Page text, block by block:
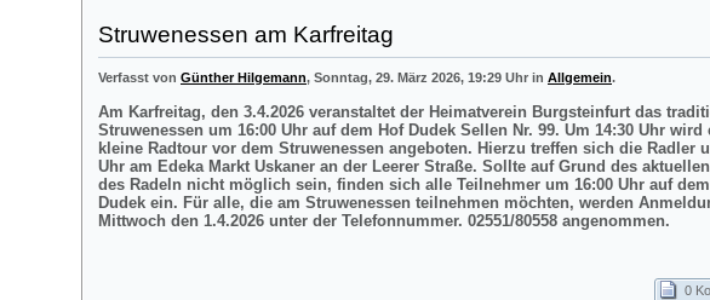
Struwenessen am Karfreitag
Verfasst von Günther Hilgemann, Sonntag, 29. März 2026, 19:29 Uhr in Allgemein.
Am Karfreitag, den 3.4.2026 veranstaltet der Heimatverein Burgsteinfurt das
Struwenessen um 16:00 Uhr auf dem Hof Dudek Sellen Nr. 99. Um 14:30 Uhr wird
kleine Radtour vor dem Struwenessen angeboten. Hierzu treffen sich die Radler
Uhr am Edeka Markt Uskaner an der Leerer Straße. Sollte auf Grund des
des Radeln nicht möglich sein, finden sich alle Teilnehmer um 16:00 Uhr auf
Dudek ein. Für alle, die am Struwenessen teilnehmen möchten, werden
Mittwoch den 1.4.2026 unter der Telefonnummer. 02551/80558 angenommen.
0